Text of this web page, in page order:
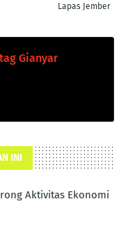
Lapas Jember
Gianyar
INI
Aktivitas Ekonomi